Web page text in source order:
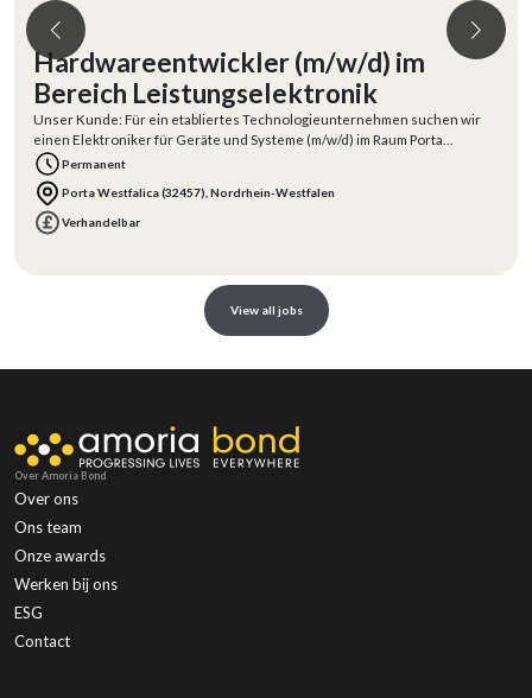
Wellenformentwickler (m/w/d) -
Embedded Signal Processing &
Funkkommunikation
Für unseren Kunden - ein international tätiges Hightech-Unternehmen im
Bereich Kommunikations-, Aufklärungs- und Sicherheitstechnologie -
suchen wir a
Contract
Ulm, Baden-Württemberg
Verhandelbar
View all jobs
Over Amoria Bond
Over ons
Ons team
Onze awards
Werken bij ons
ESG
Contact